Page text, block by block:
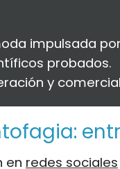
impulsada
probados.
y
en redes sociales